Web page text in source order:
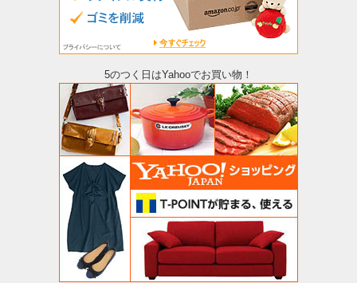
5のつく日はYahooでお買い物！